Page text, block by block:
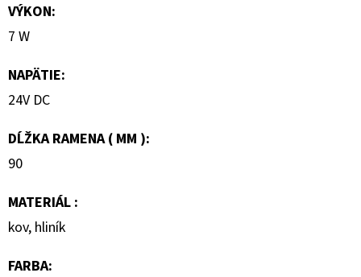
VÝKON:
7 W
NAPÄTIE:
24V DC
DĹŽKA RAMENA ( MM ):
90
MATERIÁL :
kov, hliník
FARBA: